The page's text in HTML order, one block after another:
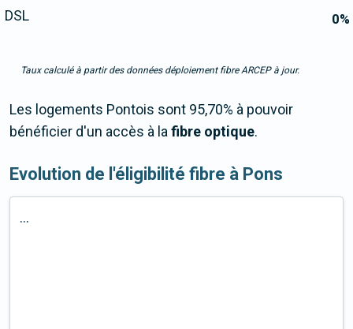
0%
DSL
Taux calculé à partir des données déploiement fibre ARCEP à jour.
Les logements Pontois sont 95,70% à pouvoir
bénéficier d'un accès à lafibre optique.
Evolution de l'éligibilité fibre à Pons
...